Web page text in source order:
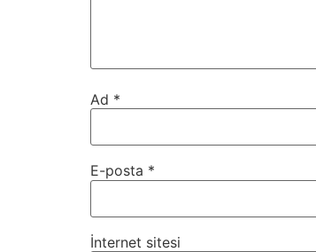
Ad *
E-posta *
İnternet sitesi